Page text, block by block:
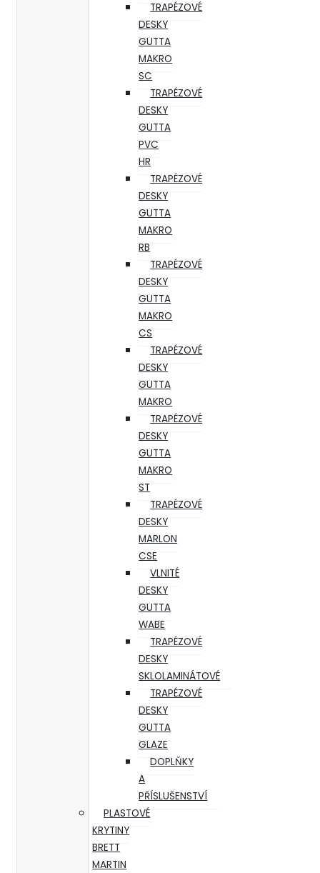
TRAPÉZOVÉ
DESKY
GUTTA
MAKRO
SC
TRAPÉZOVÉ
DESKY
GUTTA
PVC
HR
TRAPÉZOVÉ
DESKY
GUTTA
MAKRO
RB
TRAPÉZOVÉ
DESKY
GUTTA
MAKRO
CS
TRAPÉZOVÉ
DESKY
GUTTA
MAKRO
TRAPÉZOVÉ
DESKY
GUTTA
MAKRO
ST
TRAPÉZOVÉ
DESKY
MARLON
CSE
VLNITÉ
DESKY
GUTTA
WABE
TRAPÉZOVÉ
DESKY
SKLOLAMINÁTOVÉ
TRAPÉZOVÉ
DESKY
GUTTA
GLAZE
DOPLŇKY
A
PŘÍSLUŠENSTVÍ
PLASTOVÉ
KRYTINY
BRETT
MARTIN